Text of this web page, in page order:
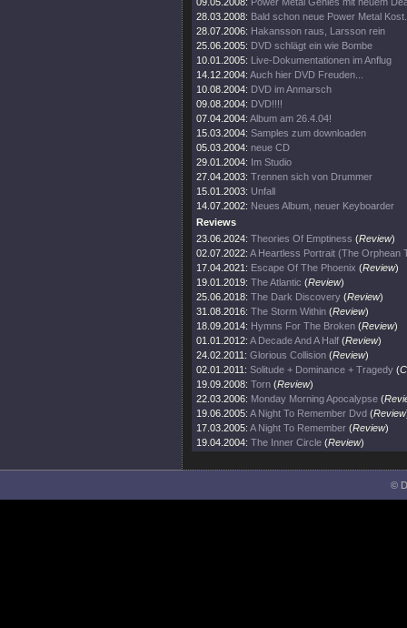
28.03.2008: Bald schon neue Power Metal
28.07.2006: Hakansson raus, Larsson rein
25.06.2005: DVD schlägt ein wie Bombe
10.01.2005: Live-Dokumentationen im Anflug
14.12.2004: Auch hier DVD Freuden...
10.08.2004: DVD im Anmarsch
09.08.2004: DVD!!!!
07.04.2004: Album am 26.4.04!
15.03.2004: Samples zum downloaden
05.03.2004: neue CD
29.01.2004: Im Studio
27.04.2003: Trennen sich von Drummer
15.01.2003: Unfall
14.07.2002: Neues Album, neuer Keyboarder
Reviews
23.06.2024: Theories Of Emptiness (Review)
02.07.2022: A Heartless Portrait (The Orphean
17.04.2021: Escape Of The Phoenix (Review)
19.01.2019: The Atlantic (Review)
25.06.2018: The Dark Discovery (Review)
31.08.2016: The Storm Within (Review)
18.09.2014: Hymns For The Broken (Review)
01.01.2012: A Decade And A Half (Review)
24.02.2011: Glorious Collision (Review)
02.01.2011: Solitude + Dominance + Tragedy (
19.09.2008: Torn (Review)
22.03.2006: Monday Morning Apocalypse (
19.06.2005: A Night To Remember Dvd (Review
17.03.2005: A Night To Remember (Review)
19.04.2004: The Inner Circle (Review)
©